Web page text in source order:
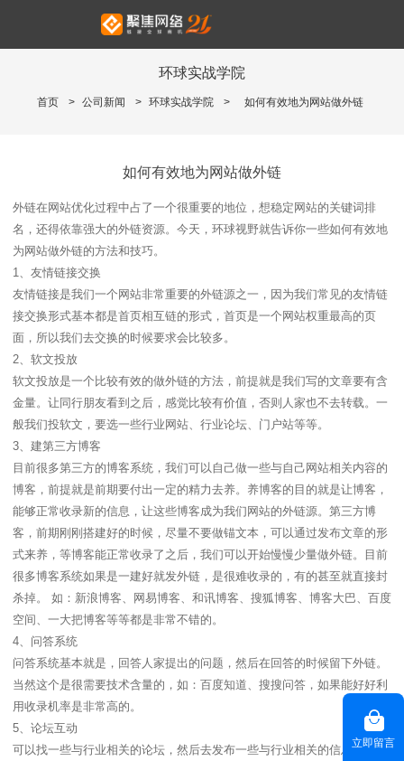
环球实战学院
首页 > 公司新闻 > 环球实战学院 > 如何有效地为网站做外链
如何有效地为网站做外链
外链在网站优化过程中占了一个很重要的地位，想稳定网站的关键词排
名，还得依靠强大的外链资源。今天，环球视野就告诉你一些如何有效地
为网站做外链的方法和技巧。
1、友情链接交换
友情链接是我们一个网站非常重要的外链源之一，因为我们常见的友情链
接交换形式基本都是首页相互链的形式，首页是一个网站权重最高的页
面，所以我们去交换的时候要求会比较多。
2、软文投放
软文投放是一个比较有效的做外链的方法，前提就是我们写的文章要有含
金量。让同行朋友看到之后，感觉比较有价值，否则人家也不去转载。一
般我们投软文，要选一些行业网站、行业论坛、门户站等等。
3、建第三方博客
目前很多第三方的博客系统，我们可以自己做一些与自己网站相关内容的
博客，前提就是前期要付出一定的精力去养。养博客的目的就是让博客，
能够正常收录新的信息，让这些博客成为我们网站的外链源。第三方博
客，前期刚刚搭建好的时候，尽量不要做锚文本，可以通过发布文章的形
式来养，等博客能正常收录了之后，我们可以开始慢慢少量做外链。目前
很多博客系统如果是一建好就发外链，是很难收录的，有的甚至就直接封
杀掉。 如：新浪博客、网易博客、和讯博客、搜狐博客、博客大巴、百度
空间、一大把博客等等都是非常不错的。
4、问答系统
问答系统基本就是，回答人家提出的问题，然后在回答的时候留下外链。
当然这个是很需要技术含量的，如：百度知道、搜搜问答，如果能好好利
用收录机率是非常高的。
5、论坛互动
可以找一些与行业相关的论坛，然后去发布一些与行业相关的信息。也可
立即留言